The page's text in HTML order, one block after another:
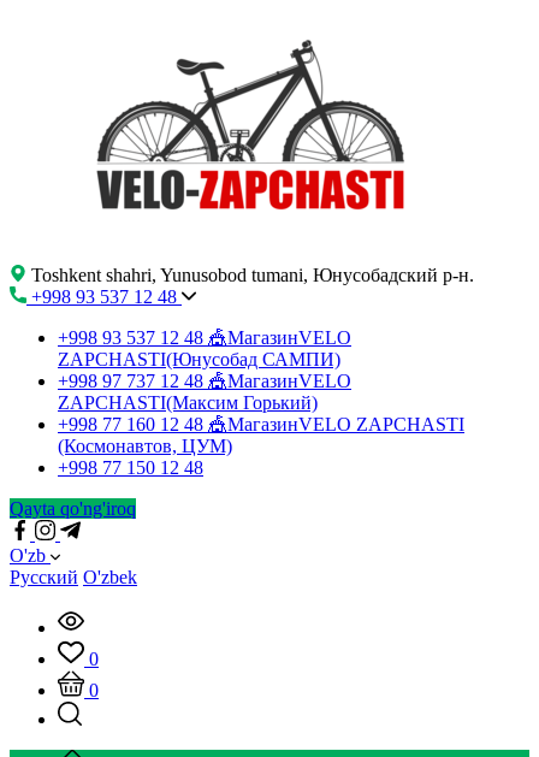
Toshkent shahri, Yunusobod tumani, Юнусобадский р-н.
+998 93 537 12 48
+998 93 537 12 48 🎪МагазинVELO
ZAPCHASTI(Юнусобад САМПИ)
+998 97 737 12 48 🎪МагазинVELO
ZAPCHASTI(Максим Горький)
+998 77 160 12 48 🎪МагазинVELO ZAPCHASTI
(Космонавтов, ЦУМ)
+998 77 150 12 48
Qayta qo'ng'iroq
O'zb
Русский O'zbek
0
0